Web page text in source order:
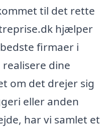
til det rette
hjælper
firmaer i
dine
om det drejer sig
eller anden
har vi samlet et